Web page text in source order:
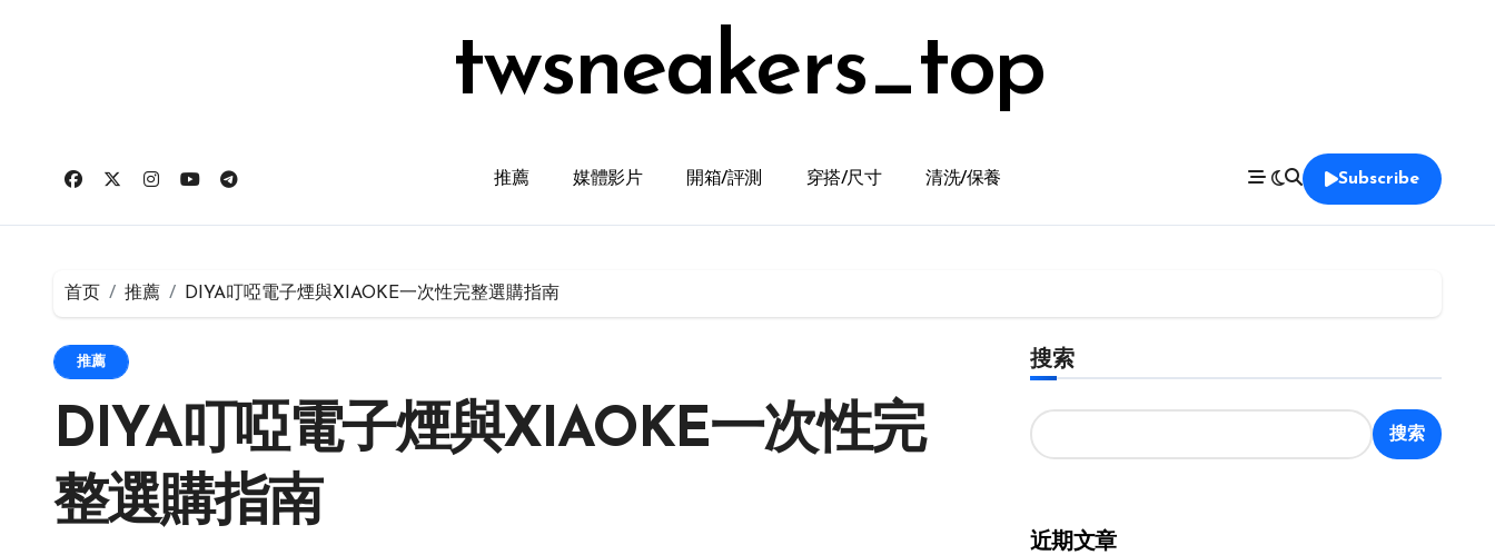
twsneakers_top
推薦 媒體影片 開箱/評測 穿搭/尺寸 清洗/保養 Subscribe
首页 推薦 DIYA叮啞電子煙與XIAOKE一次性完整選購指南
推薦
DIYA叮啞電子煙與XIAOKE一次性完
整選購指南
搜索
搜索
近期文章